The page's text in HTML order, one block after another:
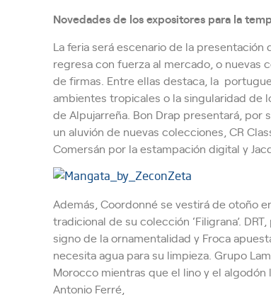
Novedades de los expositores para la
La feria será escenario de la
regresa con fuerza al mercado, o nuevas
de firmas. Entre ellas destaca, la
ambientes tropicales o la singularidad de
de Alpujarreña. Bon Drap presentará, por
un aluvión de nuevas colecciones, CR
Comersán por la estampación digital y
Además, Coordonné se vestirá de otoño
tradicional de su colección ‘Filigrana’.
signo de la ornamentalidad y Froca
necesita agua para su limpieza. Grupo
Morocco mientras que el lino y el
Antonio Ferré,